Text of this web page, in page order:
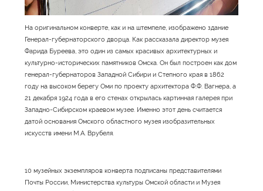
На оригинальном конверте, как и на штемпеле, изображено здание
Генерал-губернаторского дворца. Как рассказала директор музея
Фарида Буреева, это один из самых красивых архитектурных и
культурно-исторических памятников Омска. Он был построен как дом
генерал-губернаторов Западной Сибири и Степного края в 1862
году на высоком берегу Оми по проекту архитектора Ф.Ф. Вагнера, а
21 декабря 1924 года в его стенах открылась картинная галерея при
Западно-Сибирском краевом музее. Именно этот день считается
датой основания Омского областного музея изобразительных
искусств имени М.А. Врубеля.
10 музейных экземпляров конверта подписаны представителями
Почты России, Министерства культуры Омской области и Музея